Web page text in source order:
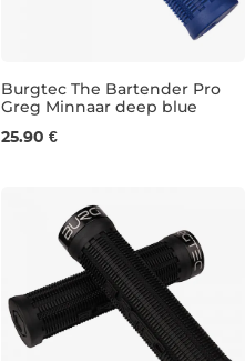
31,5 mm
Burgtec The Bartender Pro
Greg Minnaar deep blue
25.90 €